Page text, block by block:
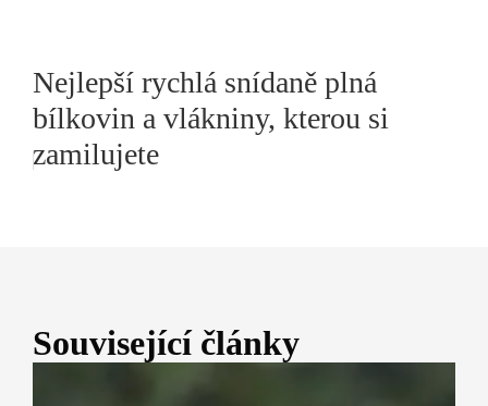
Nejlepší rychlá snídaně plná
bílkovin a vlákniny, kterou si
zamilujete
Související články